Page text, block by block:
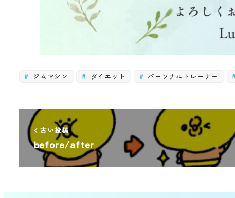
ジムマシン ダイエット パーソナルトレーナー
古い投稿
before/after